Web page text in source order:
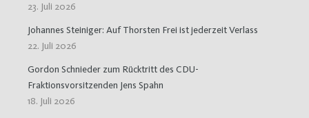
23. Juli 2026
Johannes Steiniger: Auf Thorsten Frei ist jederzeit Verlass
22. Juli 2026
Gordon Schnieder zum Rücktritt des CDU-
Fraktionsvorsitzenden Jens Spahn
18. Juli 2026